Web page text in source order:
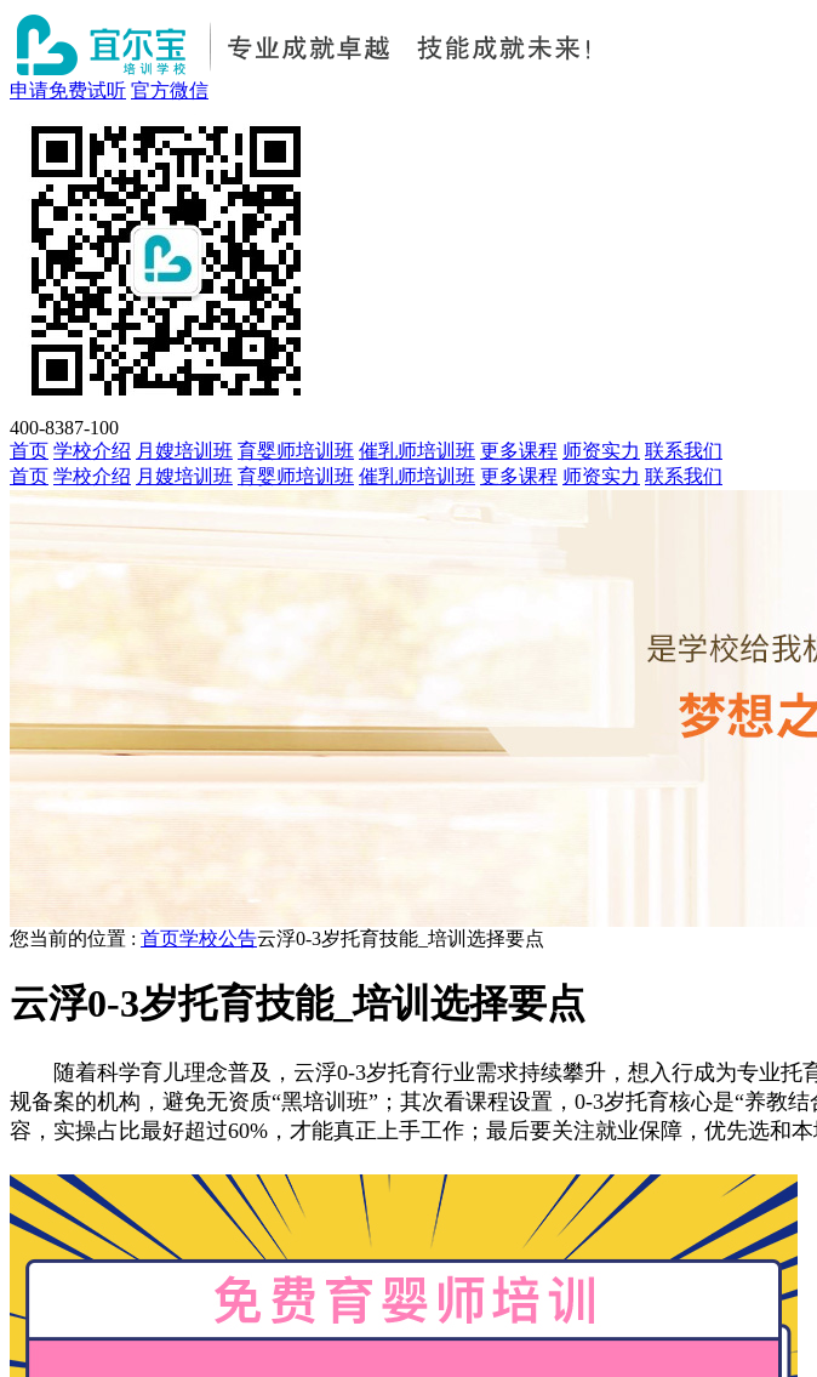
申请免费试听 官方微信
400-8387-100
首页 学校介绍 月嫂培训班 育婴师培训班 催乳师培训班 更多课程 师资实力 联系我们
首页 学校介绍 月嫂培训班 育婴师培训班 催乳师培训班 更多课程 师资实力 联系我们
您当前的位置 : 首页学校公告云浮0-3岁托育技能_培训选择要点
云浮0-3岁托育技能_培训选择要点
随着科学育儿理念普及，云浮0-3岁托育行业需求持续攀升，想入行成为专业托
规备案的机构，避免无资质“黑培训班”；其次看课程设置，0-3岁托育核心是“养教
容，实操占比最好超过60%，才能真正上手工作；最后要关注就业保障，优先选和